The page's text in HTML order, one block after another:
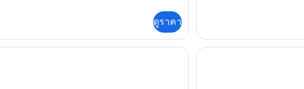
ดูราคา
เกี่ยว
กับ
ห้อง